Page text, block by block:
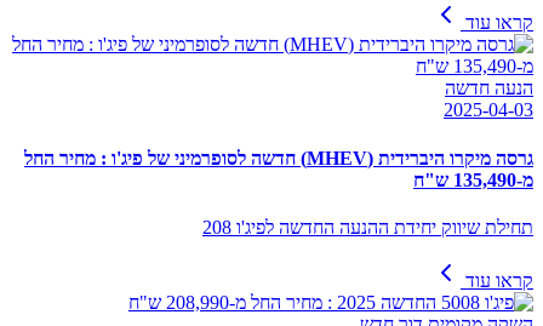
קראו עוד
הנעה חדשה
2025-04-03
גרסה מיקרו היברידית (MHEV) חדשה לסופרמיני של פיג'ו : מחיר החל
מ-135,490 ש"ח
תחילת שיווק יחידת ההנעה החדשה לפיג'ו 208
קראו עוד